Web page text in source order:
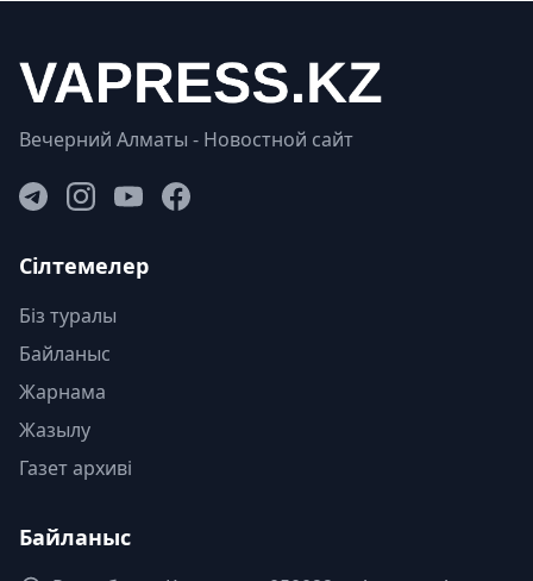
Вечерний Алматы - Новостной сайт
Сілтемелер
Біз туралы
Байланыс
Жарнама
Жазылу
Газет архиві
Байланыс